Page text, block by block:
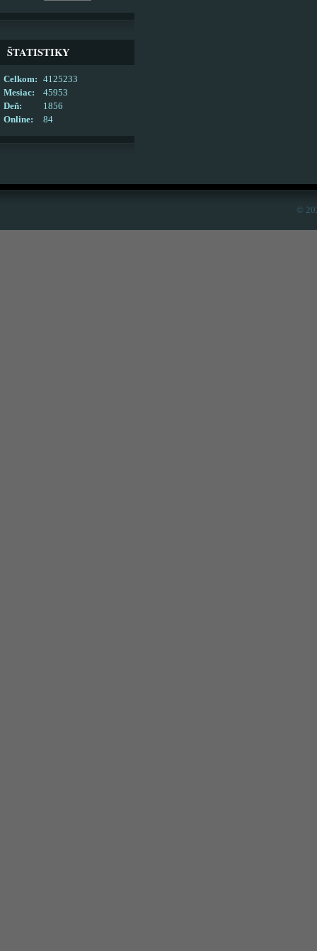
ŠTATISTIKY
Online: 84
Celkom:
4125233
Mesiac:
45953
Deň:
1856
©